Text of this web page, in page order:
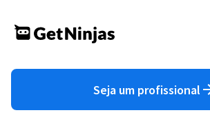
Seja um profissional